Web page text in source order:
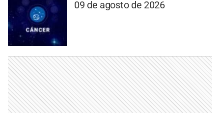
09 de agosto de 2026